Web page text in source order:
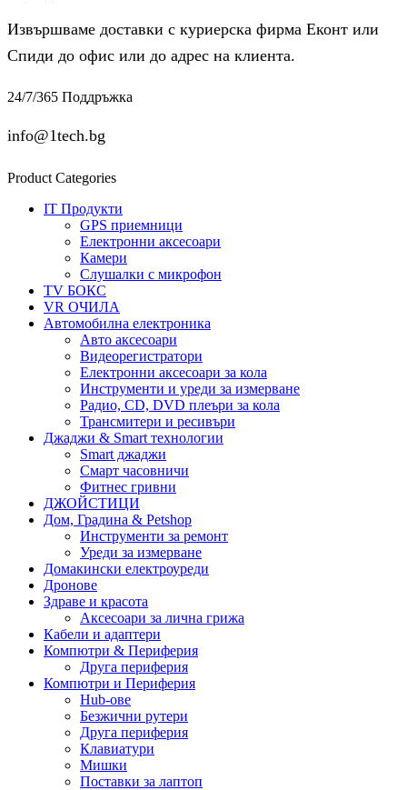
Извършваме доставки с куриерска фирма Еконт или
Спиди до офис или до адрес на клиента.
24/7/365 Поддръжка
info@1tech.bg
Product Categories
IT Продукти
GPS приемници
Електронни аксесоари
Камери
Слушалки с микрофон
TV БОКС
VR ОЧИЛА
Автомобилна електроника
Авто аксесоари
Видеорегистратори
Електронни аксесоари за кола
Инструменти и уреди за измерване
Радио, CD, DVD плеъри за кола
Трансмитери и ресивъри
Джаджи & Smart технологии
Smart джаджи
Смарт часовничи
Фитнес гривни
ДЖОЙСТИЦИ
Дом, Градина & Petshop
Инструменти за ремонт
Уреди за измерване
Домакински електроуреди
Дронове
Здраве и красота
Аксесоари за лична грижа
Кабели и адаптери
Компютри & Периферия
Друга периферия
Компютри и Периферия
Hub-ове
Безжични рутери
Друга периферия
Клавиатури
Мишки
Поставки за лаптоп